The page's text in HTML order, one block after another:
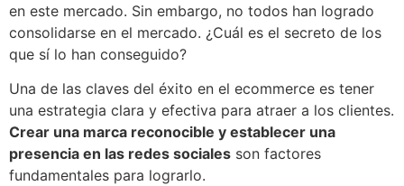
en este mercado. Sin embargo, no todos han logrado
consolidarse en el mercado. ¿Cuál es el secreto de los
que sí lo han conseguido?
Una de las claves del éxito en el ecommerce es tener
una estrategia clara y efectiva para atraer a los clientes.
Crear una marca reconocible y establecer una
presencia en las redes sociales son factores
fundamentales para lograrlo.